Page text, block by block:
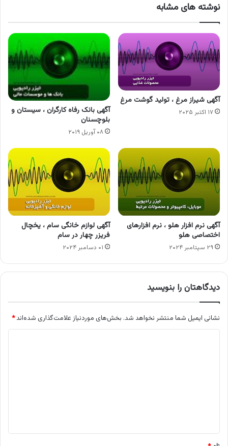
نوشته های مشابه
آگهی شیراز مرغ ، تولید گوشت مرغ
۱۷ اکتبر ۲۰۲۵
آگهی بانک رفاه کارگران ، سیستان و
بلوچسنان
۰۸ آوریل ۲۰۱۹
آگهی نرم افزار هلو ، نرم افزارهای
اختصاصی هلو
۲۹ سپتامبر ۲۰۲۴
آگهی لوازم خانگی سام ، یخچال
فریزر چهار در سام
۰۱ دسامبر ۲۰۲۴
دیدگاهتان را بنویسید
نشانی ایمیل شما منتشر نخواهد شد. بخش‌های موردنیاز علامت‌گذاری شده‌اند*